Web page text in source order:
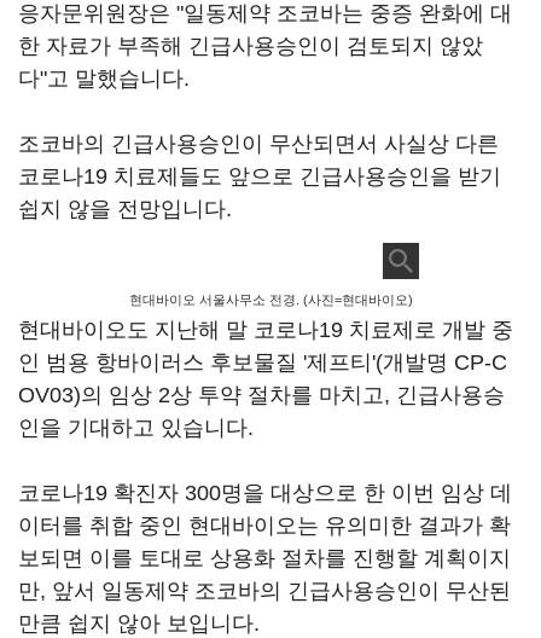
응자문위원장은 "일동제약 조코바는 중증 완화에 대
한 자료가 부족해 긴급사용승인이 검토되지 않았
다"고 말했습니다.
조코바의 긴급사용승인이 무산되면서 사실상 다른
코로나19 치료제들도 앞으로 긴급사용승인을 받기
쉽지 않을 전망입니다.
현대바이오 서울사무소 전경. (사진=현대바이오)
현대바이오도 지난해 말 코로나19 치료제로 개발 중
인 범용 항바이러스 후보물질 '제프티'(개발명 CP-C
OV03)의 임상 2상 투약 절차를 마치고, 긴급사용승
인을 기대하고 있습니다.
코로나19 확진자 300명을 대상으로 한 이번 임상 데
이터를 취합 중인 현대바이오는 유의미한 결과가 확
보되면 이를 토대로 상용화 절차를 진행할 계획이지
만, 앞서 일동제약 조코바의 긴급사용승인이 무산된
만큼 쉽지 않아 보입니다.